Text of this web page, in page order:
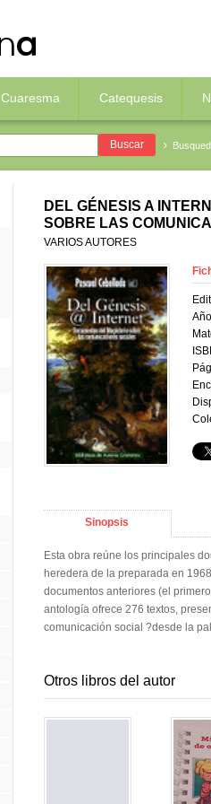
Cuaresma Catequesis
DEL GÉNESIS A
SOBRE LAS
VARIOS AUTORES
Sinopsis
Esta obra reúne los principales
heredera de la preparada en
documentos anteriores (el
antología ofrece 276 textos,
comunicación social ?desde la
Otros libros del autor